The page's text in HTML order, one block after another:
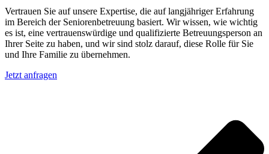
Vertrauen Sie auf unsere Expertise, die auf langjähriger Erfahrung
im Bereich der Seniorenbetreuung basiert. Wir wissen, wie wichtig
es ist, eine vertrauenswürdige und qualifizierte Betreuungsperson an
Ihrer Seite zu haben, und wir sind stolz darauf, diese Rolle für Sie
und Ihre Familie zu übernehmen.
Jetzt anfragen